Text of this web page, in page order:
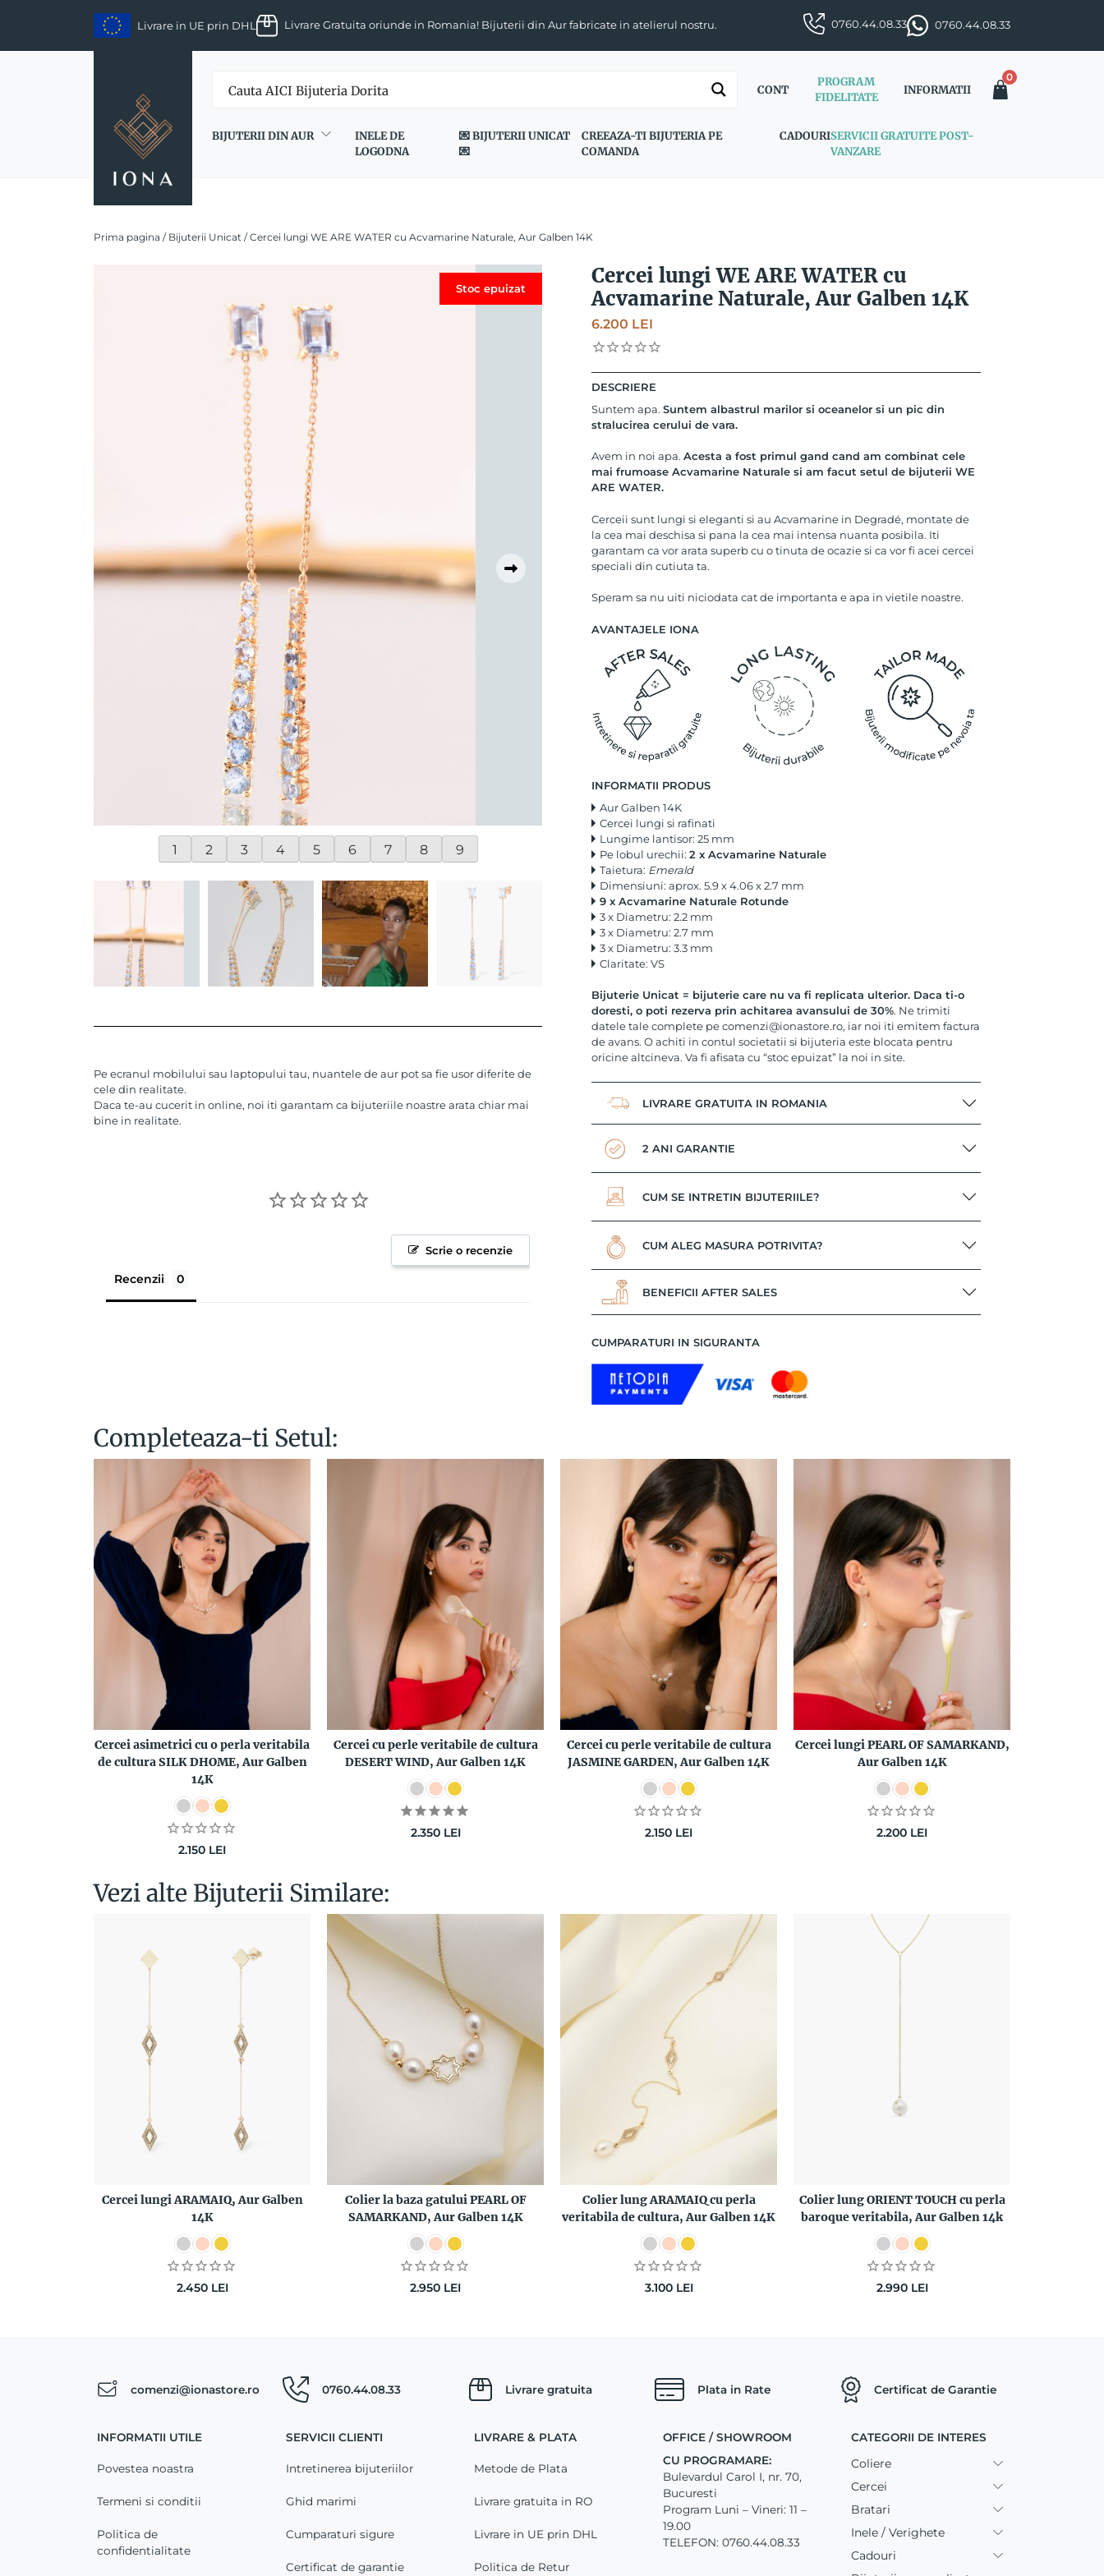
content
Livrare in UE prin DHL Livrare Gratuita oriunde in Romania! Bijuterii din Aur fabricate in atelierul nostru. 0760.44.08.33 0760.44.08.33
CONT
PROGRAM
FIDELITATE
INFORMATII
0
BIJUTERII DIN AUR
INELE DE
LOGODNA
💌 BIJUTERII UNICAT
💌
CREEAZA-TI BIJUTERIA PE
COMANDA
CADOURISERVICII GRATUITE POST-
VANZARE
Prima pagina / Bijuterii Unicat / Cercei lungi WE ARE WATER cu Acvamarine Naturale, Aur Galben 14K
Stoc epuizat
1 2 3 4 5 6 7 8 9
Pe ecranul mobilului sau laptopului tau, nuantele de aur pot sa fie usor diferite de
cele din realitate.
Daca te-au cucerit in online, noi iti garantam ca bijuteriile noastre arata chiar mai
bine in realitate.
Scrie o recenzie
Recenzii
Cercei lungi WE ARE WATER cu
Acvamarine Naturale, Aur Galben 14K
6.200 LEI
DESCRIERE
Suntem apa. Suntem albastrul marilor si oceanelor si un pic din
stralucirea cerului de vara.
Avem in noi apa. Acesta a fost primul gand cand am combinat cele
mai frumoase Acvamarine Naturale si am facut setul de bijuterii WE
ARE WATER.
Cerceii sunt lungi si eleganti si au Acvamarine in Degradé, montate de
la cea mai deschisa si pana la cea mai intensa nuanta posibila. Iti
garantam ca vor arata superb cu o tinuta de ocazie si ca vor fi acei cercei
speciali din cutiuta ta.
Speram sa nu uiti niciodata cat de importanta e apa in vietile noastre.
AVANTAJELE IONA
INFORMATII PRODUS
Aur Galben 14K
Cercei lungi si rafinati
Lungime lantisor: 25 mm
Pe lobul urechii: 2 x Acvamarine Naturale
Taietura: Emerald
Dimensiuni: aprox. 5.9 x 4.06 x 2.7 mm
9 x Acvamarine Naturale Rotunde
3 x Diametru: 2.2 mm
3 x Diametru: 2.7 mm
3 x Diametru: 3.3 mm
Claritate: VS
Bijuterie Unicat = bijuterie care nu va fi replicata ulterior. Daca ti-o
doresti, o poti rezerva prin achitarea avansului de 30%. Ne trimiti
datele tale complete pe comenzi@ionastore.ro, iar noi iti emitem factura
de avans. O achiti in contul societatii si bijuteria este blocata pentru
oricine altcineva. Va fi afisata cu “stoc epuizat” la noi in site.
LIVRARE GRATUITA IN ROMANIA
2 ANI GARANTIE
CUM SE INTRETIN BIJUTERIILE?
CUM ALEG MASURA POTRIVITA?
BENEFICII AFTER SALES
CUMPARATURI IN SIGURANTA
Completeaza-ti Setul:
Cercei asimetrici cu o perla veritabila
de cultura SILK DHOME, Aur Galben
14K
2.150 LEI
Cercei cu perle veritabile de cultura
DESERT WIND, Aur Galben 14K
2.350 LEI
Cercei cu perle veritabile de cultura
JASMINE GARDEN, Aur Galben 14K
2.150 LEI
Cercei lungi PEARL OF SAMARKAND,
Aur Galben 14K
2.200 LEI
Vezi alte Bijuterii Similare:
Cercei lungi ARAMAIQ, Aur Galben
14K
2.450 LEI
Colier la baza gatului PEARL OF
SAMARKAND, Aur Galben 14K
2.950 LEI
Colier lung ARAMAIQ cu perla
veritabila de cultura, Aur Galben 14K
3.100 LEI
Colier lung ORIENT TOUCH cu perla
baroque veritabila, Aur Galben 14k
2.990 LEI
comenzi@ionastore.ro 0760.44.08.33 Livrare gratuita Plata in Rate Certificat de Garantie
INFORMATII UTILE
Povestea noastra
Termeni si conditii
Politica de
confidentialitate
SERVICII CLIENTI
Intretinerea bijuteriilor
Ghid marimi
Cumparaturi sigure
Certificat de garantie
LIVRARE & PLATA
Metode de Plata
Livrare gratuita in RO
Livrare in UE prin DHL
Politica de Retur
OFFICE / SHOWROOM
CU PROGRAMARE:
Bulevardul Carol I, nr. 70,
Bucuresti
Program Luni – Vineri: 11 –
19.00
TELEFON: 0760.44.08.33
CATEGORII DE INTERES
Coliere
Cercei
Bratari
Inele / Verighete
Cadouri